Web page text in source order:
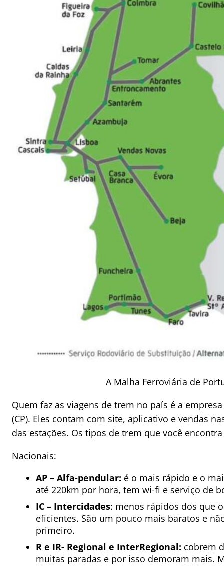
A Malha Ferroviária de
Quem faz as viagens de trem no país é a
(CP). Eles contam com site, aplicativo e vendas
das estações. Os tipos de trem que você
Nacionais:
AP – Alfa-pendular: é o mais rápido e o
até 220km por hora, tem wi-fi e serviço de
IC – Intercidades: menos rápidos dos que
eficientes. São um pouco mais baratos e
primeiro.
R e IR- Regional e InterRegional: cobrem
muitas paradas e por isso demoram mais.